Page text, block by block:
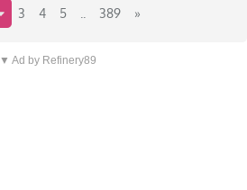
3 4 5 389 »
▼ Ad by Refinery89